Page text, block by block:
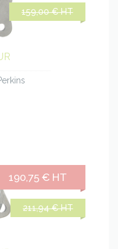
159,00 € HT
211,94 € HT
190,75 € HT